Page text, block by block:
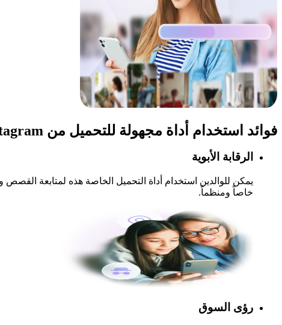
فوائد استخدام أداة مجهولة للتحميل من Instagram
الرقابة الأبوية
خاصاً ومنظماً.
رؤى السوق